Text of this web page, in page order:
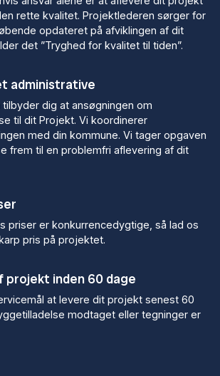
rette kvalitet. Projektlederen sørger for
opdateret på afviklingen af dit
det ”Tryghed for kvalitet til tiden”.
administrative
dig at ansøgningen om
til dit Projekt. Vi koordinerer
med din kommune. Vi tager opgaven
frem til en problemfri aflevering af dit
priser er konkurrencedygtige, så lad os
pris på projektet.
projekt inden 60 dage
at levere dit projekt senest 60
modtaget eller tegninger er